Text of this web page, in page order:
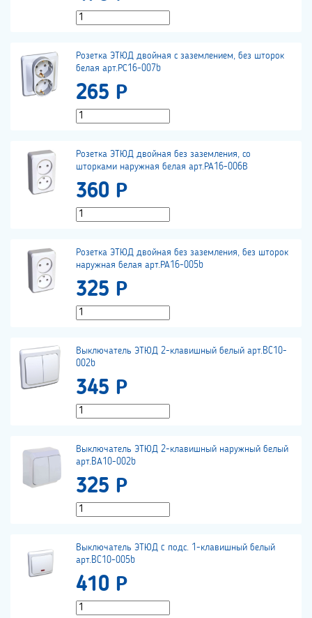
Розетка ЭТЮД двойная с заземлением, без шторок
белая арт.РС16-007b
265 Р
Розетка ЭТЮД двойная без заземления, со
шторками наружная белая арт.РА16-006В
360 Р
Розетка ЭТЮД двойная без заземления, без шторок
наружная белая арт.РА16-005b
325 Р
Выключатель ЭТЮД 2-клавишный белый арт.BC10-
002b
345 Р
Выключатель ЭТЮД 2-клавишный наружный белый
арт.BА10-002b
325 Р
Выключатель ЭТЮД c подс. 1-клавишный белый
арт.BC10-005b
410 Р